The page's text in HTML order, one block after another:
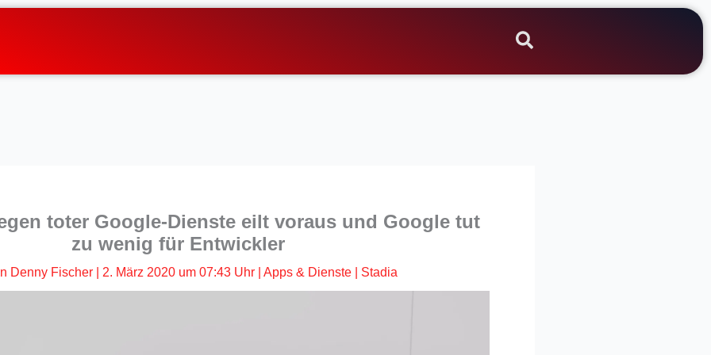
toter Google-Dienste eilt voraus und Google tut
zu wenig für Entwickler
Denny Fischer 2. März 2020 um 07:43 Uhr| Apps & Dienste| Stadia